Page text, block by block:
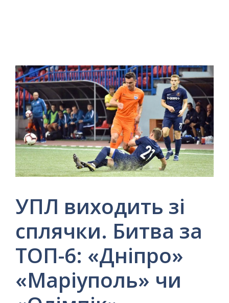
УПЛ виходить зі
сплячки. Битва за
ТОП-6: «Дніпро»
«Маріуполь» чи